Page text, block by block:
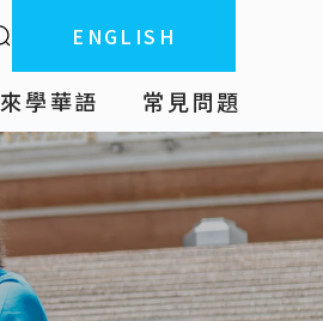
全站搜索ENGLISH
來學華語 常見問題